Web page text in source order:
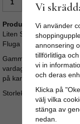
Produktbeskrivning:
Liten Skolplansch i
Fluga trollslända tex.
Gammaldags
vardagsrum eller
på kartong med
Storlek: Bredd: 46 cm x
Vi
Vi använder
annonsering
tillförlitliga
vi in
och deras
Klicka på
välj vilka
stänga av
nedan.